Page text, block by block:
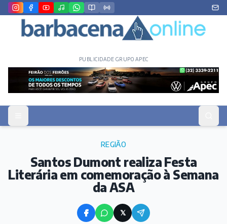
PUBLICIDADE GRUPO APEC
REGIÃO
Santos Dumont realiza Festa
Literária em comemoração à Semana
da ASA
𝕏